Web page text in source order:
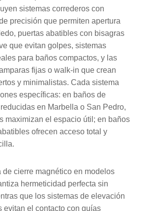
sistemas correderos con
precisión que permiten apertura
puertas abatibles con bisagras
que evitan golpes, sistemas
para baños compactos, y las
fijas o walk-in que crean
y minimalistas. Cada sistema
específicas: en baños de
en Marbella o San Pedro,
maximizan el espacio útil; en baños
ofrecen acceso total y
de cierre magnético en modelos
hermeticidad perfecta sin
que los sistemas de elevación
evitan el contacto con guías